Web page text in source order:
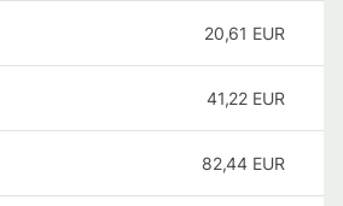
20,61 EUR
41,22 EUR
82,44 EUR